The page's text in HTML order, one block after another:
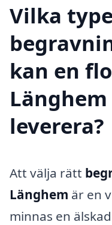
Vilka
kan en
leverera?
Att välja rätt
Länghem är en
minnas en